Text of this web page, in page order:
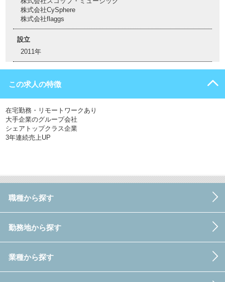
株式会社CySphere
株式会社flaggs
設立
2011年
この求人の特徴
在宅勤務・リモートワークあり
大手企業のグループ会社
シェアトップクラス企業
3年連続売上UP
職種から探す
勤務地から探す
業種から探す